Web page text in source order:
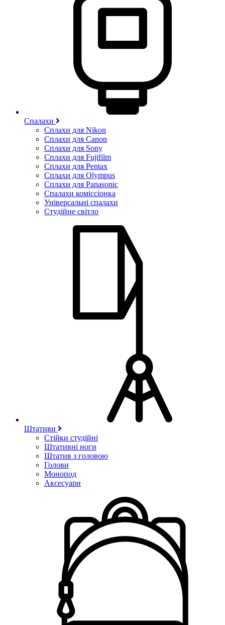
Спалахи
Сплахи для Nikon
Сплахи для Canon
Сплахи для Sony
Сплахи для Fujifilm
Сплахи для Pentax
Сплахи для Olympus
Сплахи для Panasonic
Спалахи коміссіонка
Універсальні спалахи
Студійне світло
Штативи
Стійки студійні
Штативні ноги
Штатив з головою
Голови
Монопод
Аксесуари